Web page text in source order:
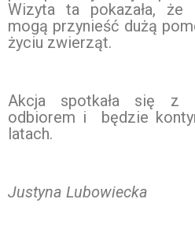
Wizyta ta pokazała, że
mogą przynieść dużą
życiu zwierząt.
Akcja spotkała się z
odbiorem i będzie
latach.
Justyna Lubowiecka